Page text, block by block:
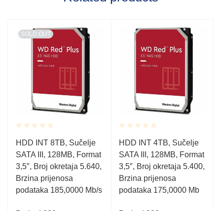
SOLD OUT
Rated
0.001
out
of
5
HDD INT 8TB, Sučelje
SATA III, 128MB, Format
3,5″, Broj okretaja 5.640,
Brzina prijenosa
podataka 185,0000 Mb/s
Rated
0.001
out
of
5
HDD INT 4TB, Sučelje
SATA III, 128MB, Format
3,5″, Broj okretaja 5.400,
Brzina prijenosa
podataka 175,0000 Mb